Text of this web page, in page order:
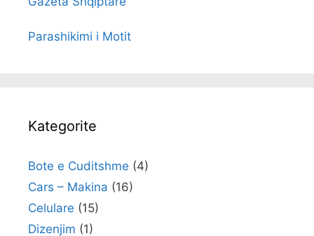
Parashikimi i Motit
Kategorite
Bote e Cuditshme (4)
Cars – Makina (16)
Celulare (15)
Dizenjim (1)